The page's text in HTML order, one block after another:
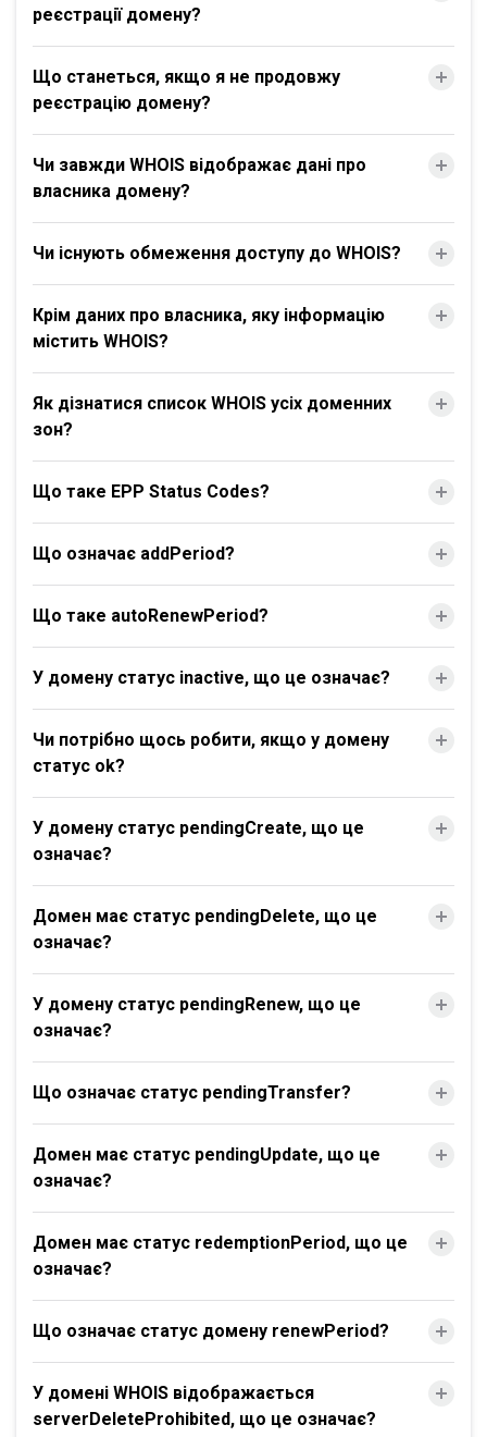
реєстрації домену?
Що станеться, якщо я не продовжу
реєстрацію домену?
Чи завжди WHOIS відображає дані про
власника домену?
Чи існують обмеження доступу до WHOIS?
Крім даних про власника, яку інформацію
містить WHOIS?
Як дізнатися список WHOIS усіх доменних
зон?
Що таке EPP Status Codes?
Що означає addPeriod?
Що таке autoRenewPeriod?
У домену статус inactive, що це означає?
Чи потрібно щось робити, якщо у домену
статус ok?
У домену статус pendingCreate, що це
означає?
Домен має статус pendingDelete, що це
означає?
У домену статус pendingRenew, що це
означає?
Що означає статус pendingTransfer?
Домен має статус pendingUpdate, що це
означає?
Домен має статус redemptionPeriod, що це
означає?
Що означає статус домену renewPeriod?
У домені WHOIS відображається
serverDeleteProhibited, що це означає?